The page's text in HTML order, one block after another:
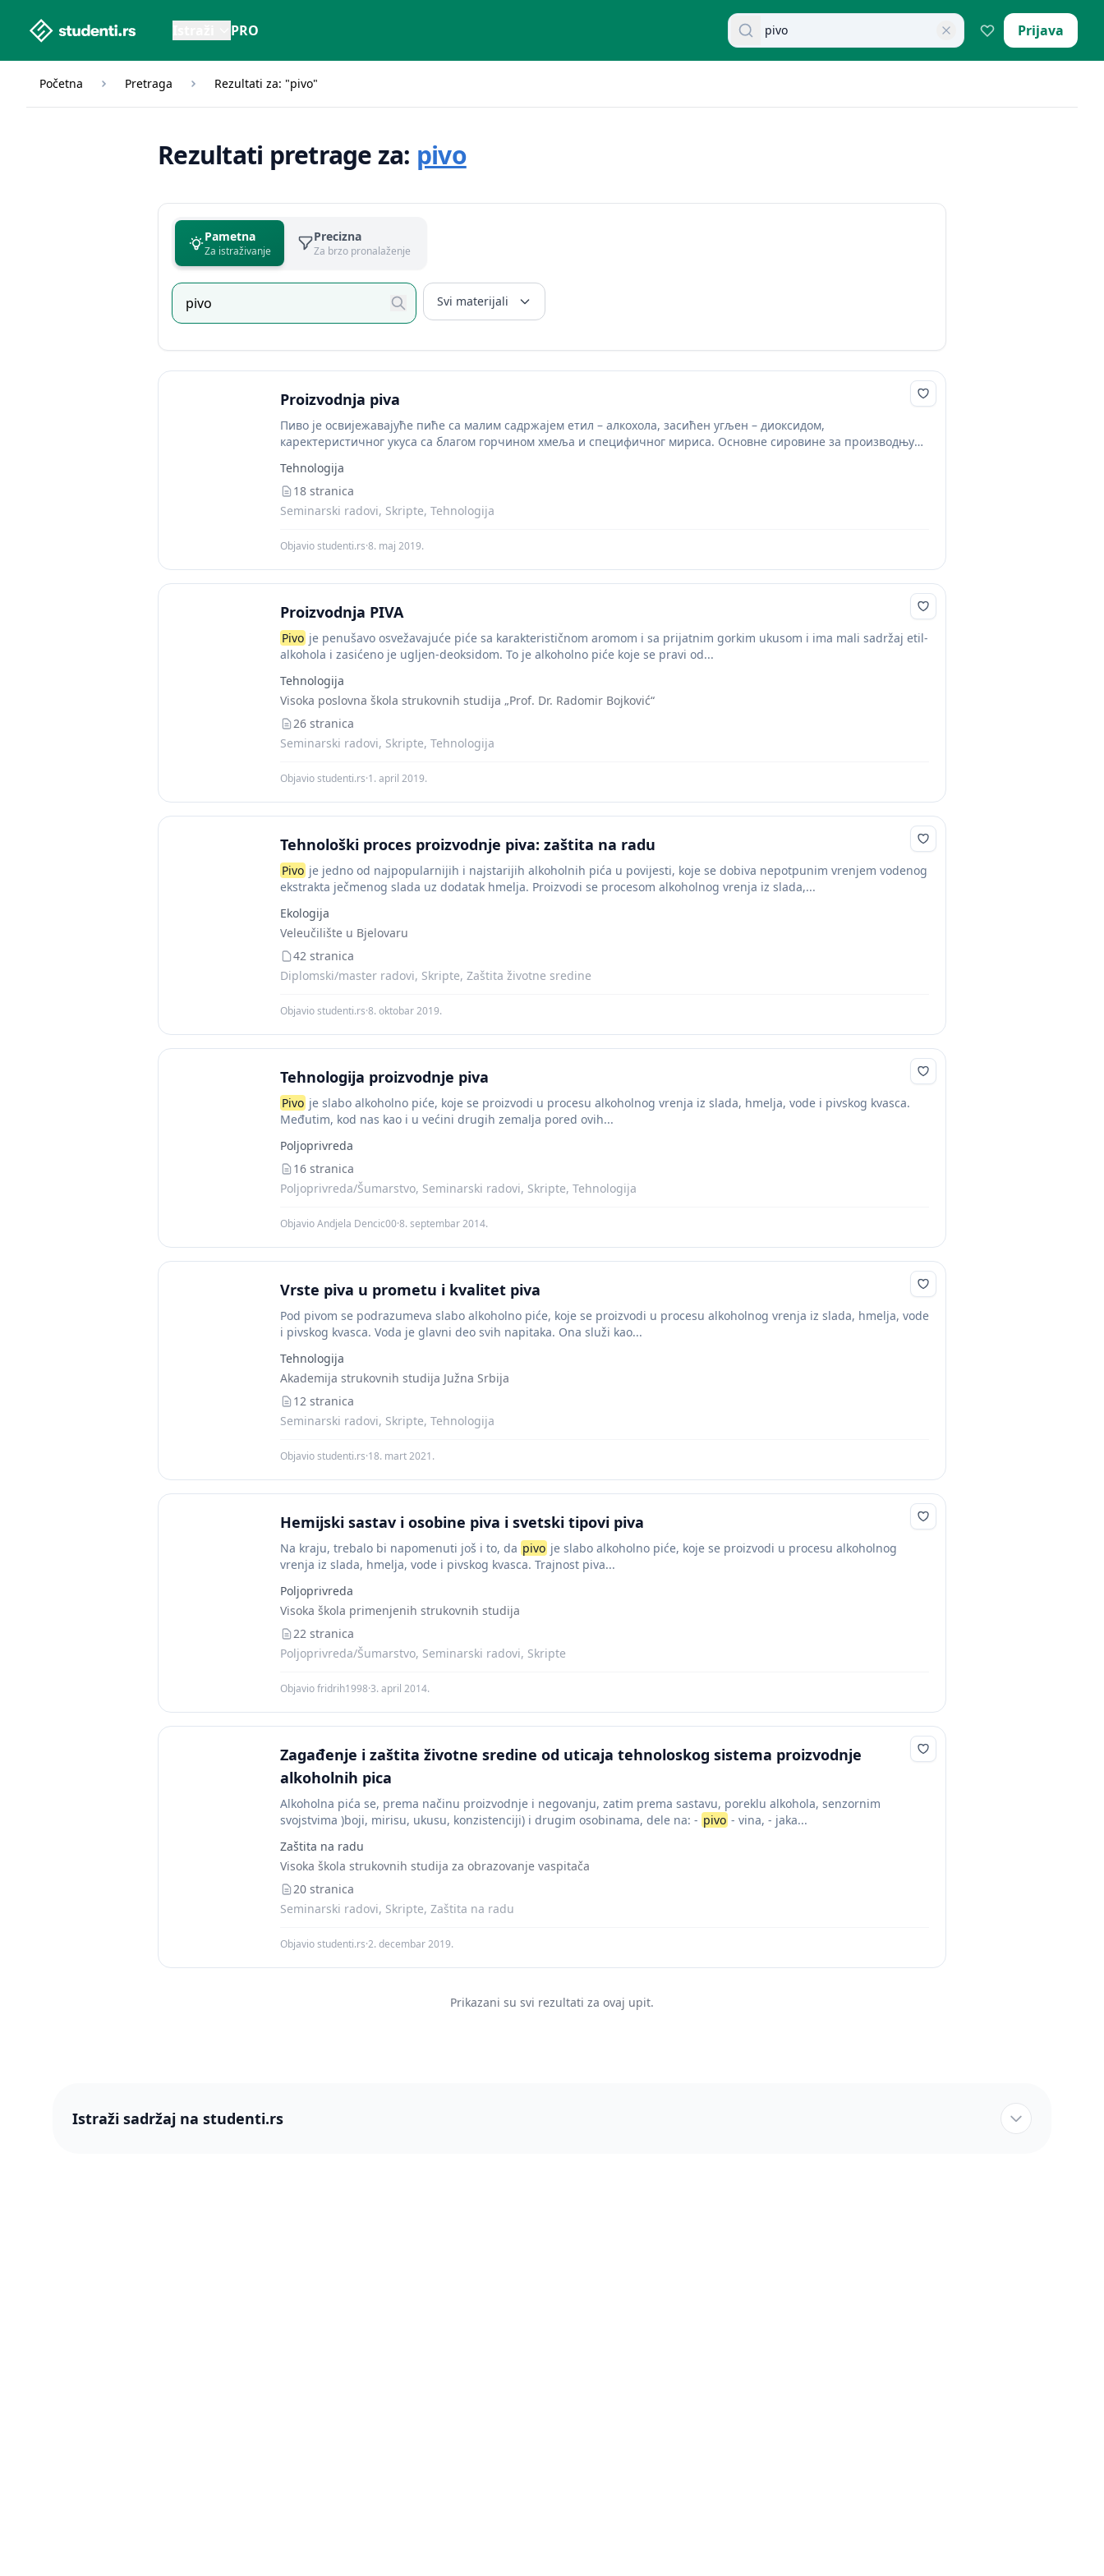
studenti.rs home page PRO Pretraži dokumente Prijava
Početna Pretraga Rezultati za: "pivo"
Rezultati pretrage za: pivo
Pametna
Za istraživanje
Precizna
Za brzo pronalaženje
Svi materijali
Proizvodnja piva
Пиво је освијежавајуће пиће са малим садржајем етил – алкохола, засићен угљен – диоксидом,
каректеристичног укуса са благом горчином хмеља и специфичног мириса. Основне сировине за производњу
Tehnologija
18 stranica
Seminarski radovi, Skripte, Tehnologija
Objavio studenti.rs·8. maj 2019.
Proizvodnja PIVA
Pivo je penušavo osvežavajuće piće sa karakterističnom aromom i sa prijatnim gorkim ukusom i ima mali sadržaj etil-
alkohola i zasićeno je ugljen-deoksidom. To je alkoholno piće koje se pravi od...
Tehnologija
Visoka poslovna škola strukovnih studija „Prof. Dr. Radomir Bojković“
26 stranica
Seminarski radovi, Skripte, Tehnologija
Objavio studenti.rs·1. april 2019.
Tehnološki proces proizvodnje piva: zaštita na radu
Pivo je jedno od najpopularnijih i najstarijih alkoholnih pića u povijesti, koje se dobiva nepotpunim vrenjem vodenog
ekstrakta ječmenog slada uz dodatak hmelja. Proizvodi se procesom alkoholnog vrenja iz slada,...
Ekologija
Veleučilište u Bjelovaru
42 stranica
Diplomski/master radovi, Skripte, Zaštita životne sredine
Objavio studenti.rs·8. oktobar 2019.
Tehnologija proizvodnje piva
Pivo je slabo alkoholno piće, koje se proizvodi u procesu alkoholnog vrenja iz slada, hmelja, vode i pivskog kvasca.
Međutim, kod nas kao i u većini drugih zemalja pored ovih...
Poljoprivreda
16 stranica
Poljoprivreda/Šumarstvo, Seminarski radovi, Skripte, Tehnologija
Objavio Andjela Dencic00·8. septembar 2014.
Vrste piva u prometu i kvalitet piva
Pod pivom se podrazumeva slabo alkoholno piće, koje se proizvodi u procesu alkoholnog vrenja iz slada, hmelja, vode
i pivskog kvasca. Voda je glavni deo svih napitaka. Ona služi kao...
Tehnologija
Akademija strukovnih studija Južna Srbija
12 stranica
Seminarski radovi, Skripte, Tehnologija
Objavio studenti.rs·18. mart 2021.
Hemijski sastav i osobine piva i svetski tipovi piva
Na kraju, trebalo bi napomenuti još i to, da pivo je slabo alkoholno piće, koje se proizvodi u procesu alkoholnog
vrenja iz slada, hmelja, vode i pivskog kvasca. Trajnost piva...
Poljoprivreda
Visoka škola primenjenih strukovnih studija
22 stranica
Poljoprivreda/Šumarstvo, Seminarski radovi, Skripte
Objavio fridrih1998·3. april 2014.
Zagađenje i zaštita životne sredine od uticaja tehnoloskog sistema proizvodnje
alkoholnih pica
Alkoholna pića se, prema načinu proizvodnje i negovanju, zatim prema sastavu, poreklu alkohola, senzornim
svojstvima )boji, mirisu, ukusu, konzistenciji) i drugim osobinama, dele na: - pivo - vina, - jaka...
Zaštita na radu
Visoka škola strukovnih studija za obrazovanje vaspitača
20 stranica
Seminarski radovi, Skripte, Zaštita na radu
Objavio studenti.rs·2. decembar 2019.
Prikazani su svi rezultati za ovaj upit.
Istraži sadržaj na studenti.rs